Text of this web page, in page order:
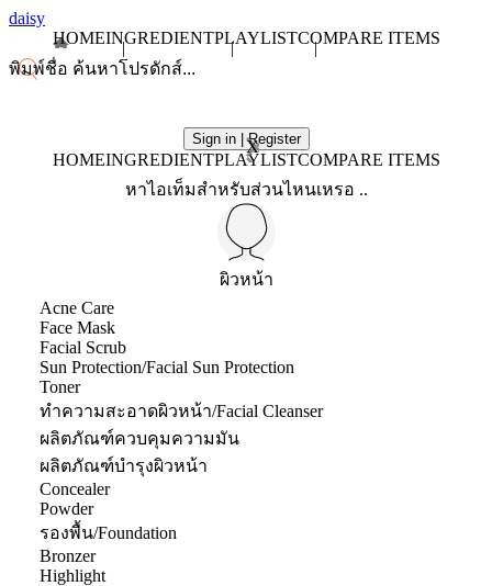
daisy
HOMEINGREDIENTPLAYLISTCOMPARE ITEMS
Sign in | Register
X
HOMEINGREDIENTPLAYLISTCOMPARE ITEMS
หาไอเท็มสำหรับส่วนไหนเหรอ ..
ผิวหน้า
Acne Care
Face Mask
Facial Scrub
Sun Protection/Facial Sun Protection
Toner
ทำความสะอาดผิวหน้า/Facial Cleanser
ผลิตภัณฑ์ควบคุมความมัน
ผลิตภัณฑ์บำรุงผิวหน้า
Concealer
Powder
รองพื้น/Foundation
Bronzer
Highlight